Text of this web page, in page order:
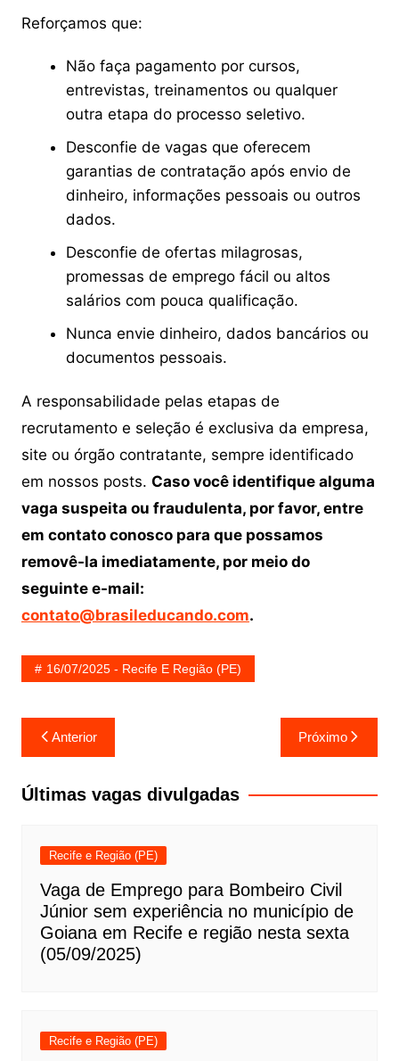
Reforçamos que:
Não faça pagamento por cursos,
entrevistas, treinamentos ou qualquer
outra etapa do processo seletivo.
Desconfie de vagas que oferecem
garantias de contratação após envio de
dinheiro, informações pessoais ou outros
dados.
Desconfie de ofertas milagrosas,
promessas de emprego fácil ou altos
salários com pouca qualificação.
Nunca envie dinheiro, dados bancários ou
documentos pessoais.
A responsabilidade pelas etapas de
recrutamento e seleção é exclusiva da empresa,
site ou órgão contratante, sempre identificado
em nossos posts. Caso você identifique alguma
vaga suspeita ou fraudulenta, por favor, entre
em contato conosco para que possamos
removê-la imediatamente, por meio do
seguinte e-mail:
contato@brasileducando.com.
16/07/2025 - Recife E Região (PE)
Navegação
de
Post
Anterior Próximo
Últimas vagas divulgadas
Recife e Região (PE)
Vaga de Emprego para Bombeiro Civil
Júnior sem experiência no município de
Goiana em Recife e região nesta sexta
(05/09/2025)
Recife e Região (PE)